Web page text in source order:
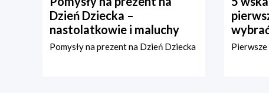
Dzień Dziecka –
nastolatkowie i maluchy
Pomysły na prezent na Dzień Dziecka